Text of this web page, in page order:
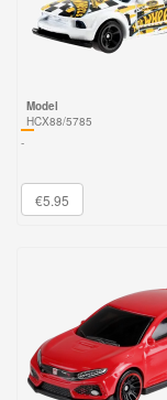
Model
HCX88/5785
-
€5.95